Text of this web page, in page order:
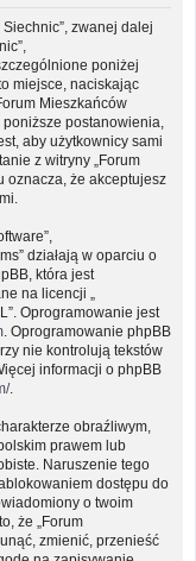
zwanej dalej
poniżej
miejsce, naciskając
Mieszkańców
postanowienia,
aby użytkownicy sami
z witryny „Forum
oznacza, że akceptujesz
działają w oparciu o
która jest
na licencji „
Oprogramowanie jest
. Oprogramowanie phpBB
nie kontrolują tekstów
informacji o phpBB
.
obraźliwym,
prawem lub
Naruszenie tego
dostępu do
o twoim
że „Forum
zmienić, przenieść